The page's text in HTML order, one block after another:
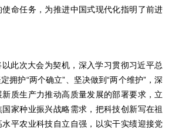
命任务，为推进中国式现代化指明了前进
此次大会为契机，深入学习贯彻习近平总
拥护“两个确立”、坚决做到“两个维护”，深
质生产力推动高质量发展的部署要求，立
家种业振兴战略需求，把科技创新写在祖
平农业科技自立自强，以实干实绩迎接党